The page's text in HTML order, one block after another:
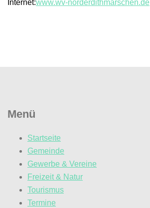
Internet:www.wv-norderdithmarschen.de
Menü
Startseite
Gemeinde
Gewerbe & Vereine
Freizeit & Natur
Tourismus
Termine